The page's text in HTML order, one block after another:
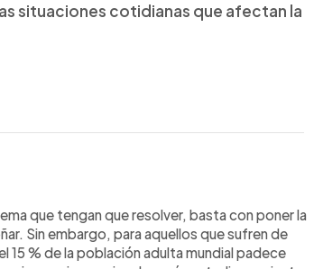
situaciones cotidianas que afectan la
que tengan que resolver, basta con poner la
Sin embargo, para aquellos que sufren de
15 % de la población adulta mundial padece